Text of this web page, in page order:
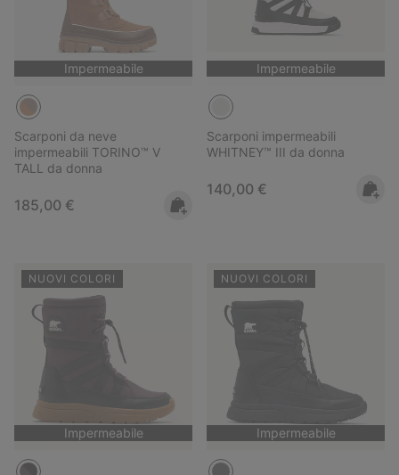
Impermeabile
Scarponi da neve
impermeabili TORINO™ V
TALL da donna
Regular price:
185,00 €
Impermeabile
Scarponi impermeabili
WHITNEY™ III da donna
Regular price:
140,00 €
NUOVI COLORI
Impermeabile
NUOVI COLORI
Impermeabile